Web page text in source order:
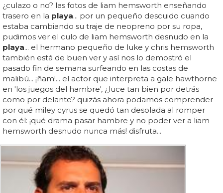
¿culazo o no? las fotos de liam hemsworth enseñando
trasero en la playa... por un pequeño descuido cuando
estaba cambiando su traje de neopreno por su ropa,
pudimos ver el culo de liam hemsworth desnudo en la
playa... el hermano pequeño de luke y chris hemsworth
también está de buen ver y así nos lo demostró el
pasado fin de semana surfeando en las costas de
malibú... ¡ñam!... el actor que interpreta a gale hawthorne
en 'los juegos del hambre', ¿luce tan bien por detrás
como por delante? quizás ahora podamos comprender
por qué miley cyrus se quedó tan desolada al romper
con él: ¡qué drama pasar hambre y no poder ver a liam
hemsworth desnudo nunca más! disfruta...